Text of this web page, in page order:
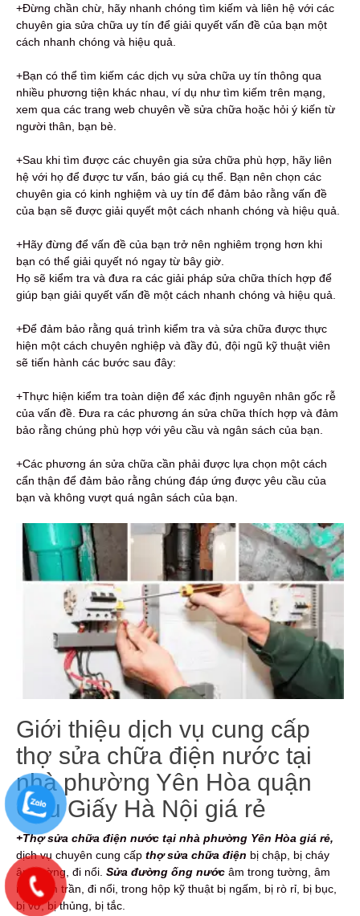
+Đừng chần chừ, hãy nhanh chóng tìm kiếm và liên hệ với các
chuyên gia sửa chữa uy tín để giải quyết vấn đề của bạn một
cách nhanh chóng và hiệu quả.
+Bạn có thể tìm kiếm các dịch vụ sửa chữa uy tín thông qua
nhiều phương tiện khác nhau, ví dụ như tìm kiếm trên mạng,
xem qua các trang web chuyên về sửa chữa hoặc hỏi ý kiến từ
người thân, bạn bè.
+Sau khi tìm được các chuyên gia sửa chữa phù hợp, hãy liên
hệ với họ để được tư vấn, báo giá cụ thể. Bạn nên chọn các
chuyên gia có kinh nghiệm và uy tín để đảm bảo rằng vấn đề
của bạn sẽ được giải quyết một cách nhanh chóng và hiệu quả.
+Hãy đừng để vấn đề của bạn trở nên nghiêm trọng hơn khi
bạn có thể giải quyết nó ngay từ bây giờ.
Họ sẽ kiểm tra và đưa ra các giải pháp sửa chữa thích hợp để
giúp bạn giải quyết vấn đề một cách nhanh chóng và hiệu quả.
+Để đảm bảo rằng quá trình kiểm tra và sửa chữa được thực
hiện một cách chuyên nghiệp và đầy đủ, đội ngũ kỹ thuật viên
sẽ tiến hành các bước sau đây:
+Thực hiện kiểm tra toàn diện để xác định nguyên nhân gốc rễ
của vấn đề. Đưa ra các phương án sửa chữa thích hợp và đảm
bảo rằng chúng phù hợp với yêu cầu và ngân sách của bạn.
+Các phương án sửa chữa cần phải được lựa chọn một cách
cẩn thận để đảm bảo rằng chúng đáp ứng được yêu cầu của
bạn và không vượt quá ngân sách của bạn.
Giới thiệu dịch vụ cung cấp
thợ sửa chữa điện nước tại
nhà phường Yên Hòa quận
Cầu Giấy Hà Nội giá rẻ
+Thợ sửa chữa điện nước tại nhà phường Yên Hòa giá rẻ,
dịch vụ chuyên cung cấp thợ sửa chữa điện bị chập, bị cháy
âm tường, đi nổi. Sửa đường ống nước âm trong tường, âm
nền, âm trần, đi nổi, trong hộp kỹ thuật bị ngấm, bị rò rỉ, bị bục,
bị vỡ, bị thủng, bị tắc.